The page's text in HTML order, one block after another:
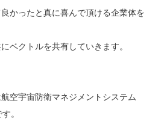
かったと真に喜んで頂ける企業体を
ベクトルを共有していきます。
空宇宙防衛マネジメントシステム
。